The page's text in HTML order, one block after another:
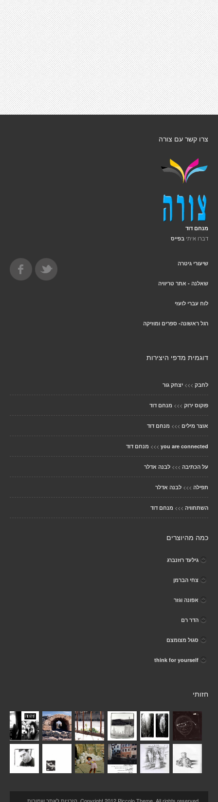
צרו קשר עם צורה
מנחם דוד
דברו איתי בפייס
שיעורי גיטרה
שאלנה - אתר טריוויה
לוח עברי לועזי
רגל ראשונה- ספרים ומוזיקה
דוגמית מדפי היצירות
לחבק >>> יצחק גור
פוקוס ירוק >>> מנחם דוד
אוצר מילים >>> מנחם דוד
you are connected
>>> מנחם דוד
על הכתיבה >>> לבנה אדלר
תפילה >>> לבנה אדלר
השתחוויה >>> מנחם דוד
כמה מהיוצרים
גילעד רוזנברג
צחי הברמן
אפונה וגזר
הדר רם
סגול מצומצם
think for yourself
חזותי